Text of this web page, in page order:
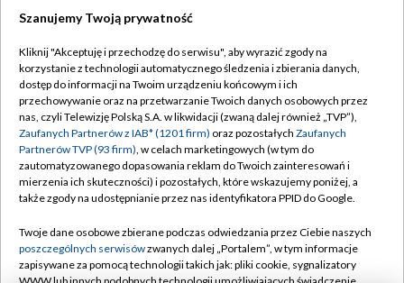
TVP
Abonament TVP
Emisja w TVP
Centrum informacji TVP
Naziemna Telewizja Cyfrowa
Rada Programowa
System NOS
Regulamin TVP
Polityka prywatności
Moje zgody
Pomoc
Kontakt
Szanujemy Twoją prywatność
Kliknij "Akceptuję i przechodzę do serwisu", aby wyrazić zgody na
korzystanie z technologii automatycznego śledzenia i zbierania danych,
dostęp do informacji na Twoim urządzeniu końcowym i ich
przechowywanie oraz na przetwarzanie Twoich danych osobowych przez
nas, czyli Telewizję Polską S.A. w likwidacji (zwaną dalej również „TVP”),
Zaufanych Partnerów z IAB* (1201 firm) oraz pozostałych Zaufanych
Partnerów TVP (93 firm), w celach marketingowych (w tym do
zautomatyzowanego dopasowania reklam do Twoich zainteresowań i
mierzenia ich skuteczności) i pozostałych, które wskazujemy poniżej, a
także zgody na udostępnianie przez nas identyfikatora PPID do Google.
Twoje dane osobowe zbierane podczas odwiedzania przez Ciebie naszych
poszczególnych serwisówzwanych dalej „Portalem”, w tym informacje
zapisywane za pomocą technologii takich jak: pliki cookie, sygnalizatory